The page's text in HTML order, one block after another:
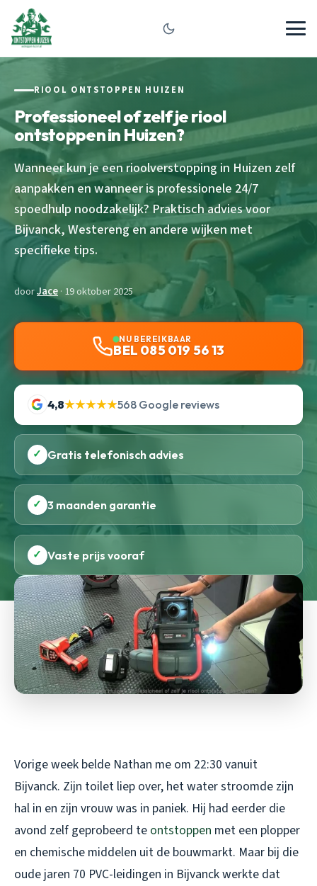
RIOOL ONTSTOPPEN HUIZEN
Professioneel of zelf je riool
ontstoppen in Huizen?
Wanneer kun je een rioolverstopping in Huizen zelf
aanpakken en wanneer is professionele 24/7
spoedhulp noodzakelijk? Praktisch advies voor
Bijvanck, Westereng en andere wijken met
specifieke tips.
doorJace· 19 oktober 2025
NU BEREIKBAAR
BEL 085 019 56 13
4,8★★★★★568 Google reviews
✓ Gratis telefonisch advies
✓ 3 maanden garantie
✓ Vaste prijs vooraf
Vorige week belde Nathan me om 22:30 vanuit
Bijvanck. Zijn toilet liep over, het water stroomde zijn
hal in en zijn vrouw was in paniek. Hij had eerder die
avond zelf geprobeerd te ontstoppen met een plopper
en chemische middelen uit de bouwmarkt. Maar bij die
oude jaren 70 PVC-leidingen in Bijvanck werkte dat